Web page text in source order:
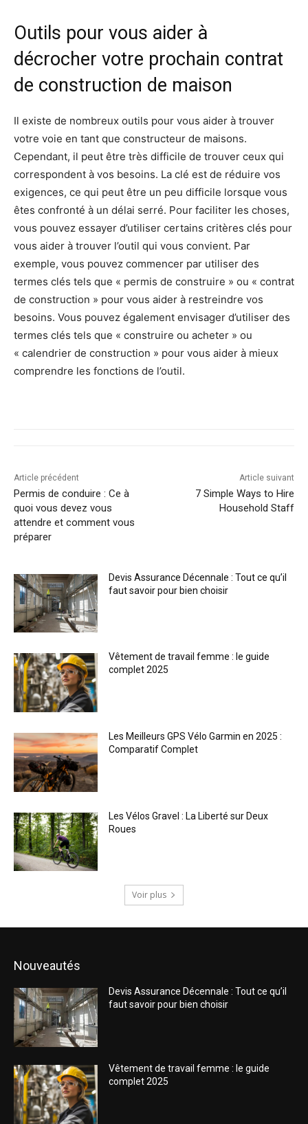
Outils pour vous aider à
décrocher votre prochain contrat
de construction de maison
Il existe de nombreux outils pour vous aider à trouver
votre voie en tant que constructeur de maisons.
Cependant, il peut être très difficile de trouver ceux qui
correspondent à vos besoins. La clé est de réduire vos
exigences, ce qui peut être un peu difficile lorsque vous
êtes confronté à un délai serré. Pour faciliter les choses,
vous pouvez essayer d’utiliser certains critères clés pour
vous aider à trouver l’outil qui vous convient. Par
exemple, vous pouvez commencer par utiliser des
termes clés tels que « permis de construire » ou « contrat
de construction » pour vous aider à restreindre vos
besoins. Vous pouvez également envisager d’utiliser des
termes clés tels que « construire ou acheter » ou
« calendrier de construction » pour vous aider à mieux
comprendre les fonctions de l’outil.
Article précédent
Permis de conduire : Ce à
quoi vous devez vous
attendre et comment vous
préparer
Article suivant
7 Simple Ways to Hire
Household Staff
Devis Assurance Décennale : Tout ce qu’il
faut savoir pour bien choisir
Vêtement de travail femme : le guide
complet 2025
Les Meilleurs GPS Vélo Garmin en 2025 :
Comparatif Complet
Les Vélos Gravel : La Liberté sur Deux
Roues
Voir plus
Nouveautés
Devis Assurance Décennale : Tout ce qu’il
faut savoir pour bien choisir
Vêtement de travail femme : le guide
complet 2025